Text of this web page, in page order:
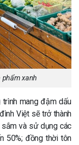
phẩm xanh
trình mang đậm dấu
Việt sẽ trở thành
và sử dụng các
50%; đồng thời tôn